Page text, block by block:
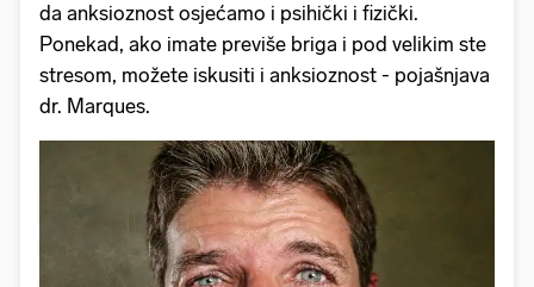
da anksioznost osjećamo i psihički i fizički.
Ponekad, ako imate previše briga i pod velikim ste
stresom, možete iskusiti i anksioznost - pojašnjava
dr. Marques.